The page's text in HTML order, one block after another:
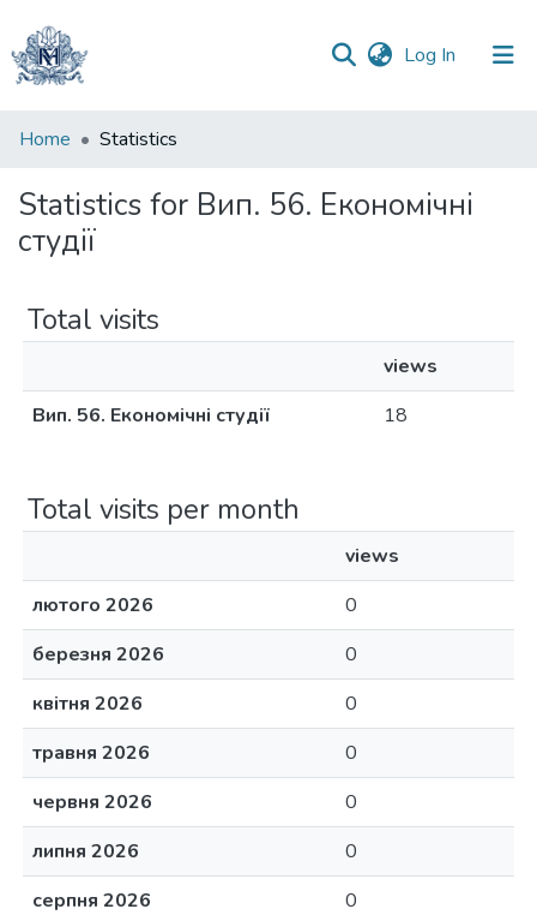
Log In (current)
Communities
Collections
All of DSpace
Home Statistics
Statistics for Вип. 56. Економічні
студії
Total visits
views
Вип. 56. Економічні студії
18
Total visits per month
views
лютого 2026
0
березня 2026
0
квітня 2026
0
травня 2026
0
червня 2026
0
липня 2026
0
серпня 2026
0